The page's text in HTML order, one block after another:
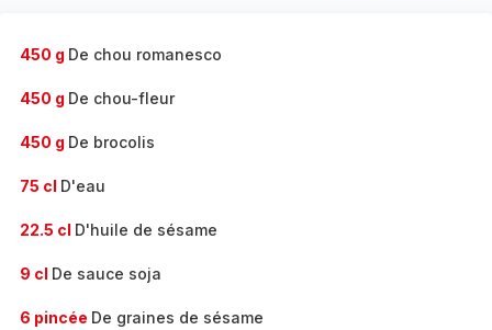
450 g De chou romanesco
450 g De chou-fleur
450 g De brocolis
75 cl D'eau
22.5 cl D'huile de sésame
9 cl De sauce soja
6 pincée De graines de sésame